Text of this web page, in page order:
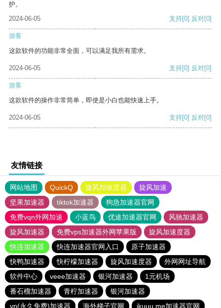
护。
2024-06-05
支持[0] 反对[0]
游客
这款软件的功能非常全面，可以满足我所有需求。
2024-06-05 支持[0] 反对[0]
游客
这款软件的操作非常简单，即使是小白也能快速上手。
2024-06-05 支持[0] 反对[0]
友情链接
网站地图 QuickQ 旋风加速度器
旋风加速
坚果加速器
tiktok加速器
狗急加速器官网
免费vqn外网加速
小蓝鸟 优途加速器官网
风驰加速器
旋风加速器
免费vps加速器外网苹果版
旋风加速度器
快连加速器
快连加速器官网入口
原子加速器
快鸭加速器
快柠檬加速器 旋风加速度器
外网网址导航
软件中心
veee加速器 银河加速器
1元机场
番石榴加速器
青柠加速器
银河加速器
vp(永久免费)加速器
海外梯子官网 ikuuu.me加速器官网